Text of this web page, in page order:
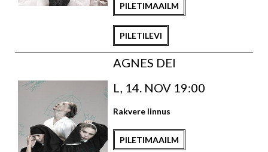
PILETIMAAILM
PILETILEVI
AGNES DEI
L, 14. NOV 19:00
Rakvere linnus
PILETIMAAILM